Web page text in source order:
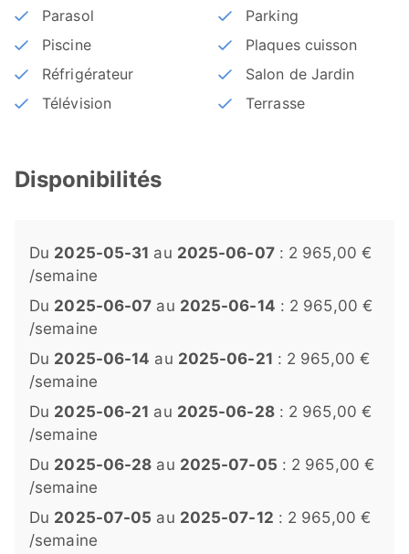
Parasol
Parking
Piscine
Plaques cuisson
Réfrigérateur
Salon de Jardin
Télévision
Terrasse
Disponibilités
Du 2025-05-31 au 2025-06-07: 2 965,00 €
/semaine
Du 2025-06-07 au 2025-06-14 : 2 965,00 €
/semaine
Du 2025-06-14 au 2025-06-21 : 2 965,00 €
/semaine
Du 2025-06-21 au 2025-06-28: 2 965,00 €
/semaine
Du 2025-06-28 au 2025-07-05 : 2 965,00 €
/semaine
Du 2025-07-05 au 2025-07-12 : 2 965,00 €
/semaine